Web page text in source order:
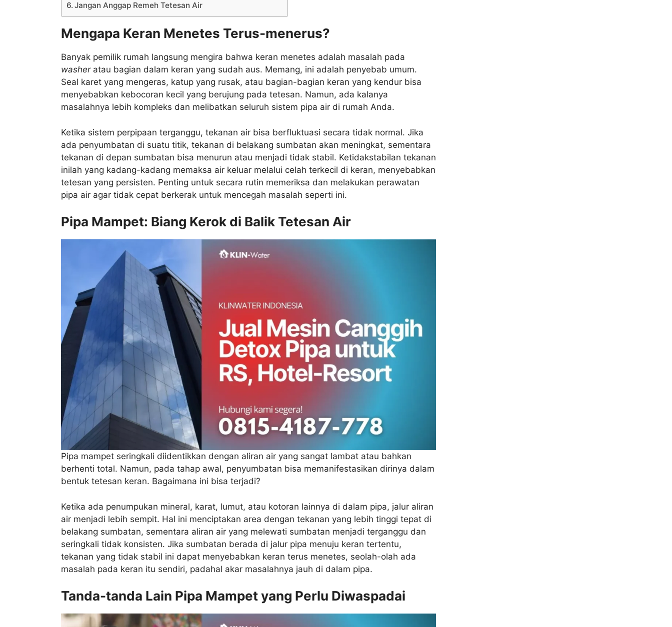
Jangan Anggap Remeh Tetesan Air
Mengapa Keran Menetes Terus-menerus?
Banyak pemilik rumah langsung mengira bahwa keran menetes adalah masalah pada
washeratau bagian dalam keran yang sudah aus. Memang, ini adalah penyebab umum.
Seal karet yang mengeras, katup yang rusak, atau bagian-bagian keran yang kendur bisa
menyebabkan kebocoran kecil yang berujung pada tetesan. Namun, ada kalanya
masalahnya lebih kompleks dan melibatkan seluruh sistem pipa air di rumah Anda.
Ketika sistem perpipaan terganggu, tekanan air bisa berfluktuasi secara tidak normal. Jika
ada penyumbatan di suatu titik, tekanan di belakang sumbatan akan meningkat, sementara
tekanan di depan sumbatan bisa menurun atau menjadi tidak stabil. Ketidakstabilan tekanan
inilah yang kadang-kadang memaksa air keluar melalui celah terkecil di keran, menyebabkan
tetesan yang persisten. Penting untuk secara rutin memeriksa dan melakukan perawatan
pipa air agar tidak cepat berkerak untuk mencegah masalah seperti ini.
Pipa Mampet: Biang Kerok di Balik Tetesan Air
Pipa mampet seringkali diidentikkan dengan aliran air yang sangat lambat atau bahkan
berhenti total. Namun, pada tahap awal, penyumbatan bisa memanifestasikan dirinya dalam
bentuk tetesan keran. Bagaimana ini bisa terjadi?
Ketika ada penumpukan mineral, karat, lumut, atau kotoran lainnya di dalam pipa, jalur aliran
air menjadi lebih sempit. Hal ini menciptakan area dengan tekanan yang lebih tinggi tepat di
belakang sumbatan, sementara aliran air yang melewati sumbatan menjadi terganggu dan
seringkali tidak konsisten. Jika sumbatan berada di jalur pipa menuju keran tertentu,
tekanan yang tidak stabil ini dapat menyebabkan keran terus menetes, seolah-olah ada
masalah pada keran itu sendiri, padahal akar masalahnya jauh di dalam pipa.
Tanda-tanda Lain Pipa Mampet yang Perlu Diwaspadai